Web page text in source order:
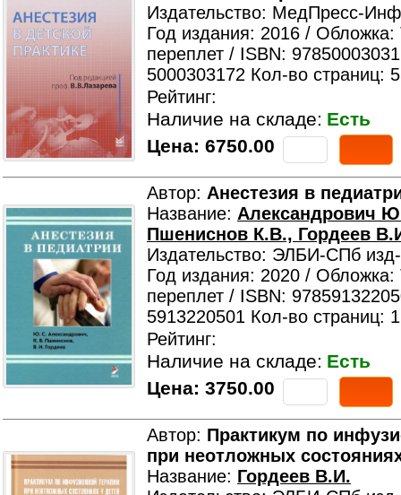
Издательство: МедПресс-
Год издания: 2016 /
переплет / ISBN:
5000303172 Кол-во страниц:
Рейтинг:
Наличие на складе: Есть
Цена: 6750.00
Автор: Анестезия в
Название: Александрович
Пшениснов К.В., Гордеев
Издательство: ЭЛБИ-СПб
Год издания: 2020 /
переплет / ISBN:
5913220501 Кол-во страниц:
Рейтинг:
Наличие на складе: Есть
Цена: 3750.00
Автор: Практикум по
при неотложных
Название: Гордеев В.И.